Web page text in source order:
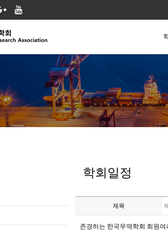
학회일정
제목
존경하는 한국무역학회 회원여